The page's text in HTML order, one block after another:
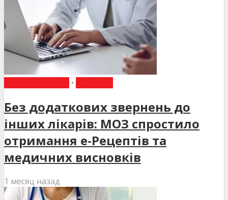
•
Без додаткових звернень до
інших лікарів: МОЗ спростило
отримання е-Рецептів та
медичних висновків
1 месяц назад